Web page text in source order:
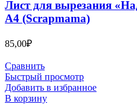
Лист для вырезания
А4 (Scrapmama)
85,00₽
Сравнить
Быстрый просмотр
Добавить в избранное
В корзину